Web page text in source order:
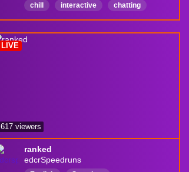
chill interactive
chatting
cozy
comfy
English
cozyminecraft
ranked
edcrSpeedruns
LIVE
617 viewers